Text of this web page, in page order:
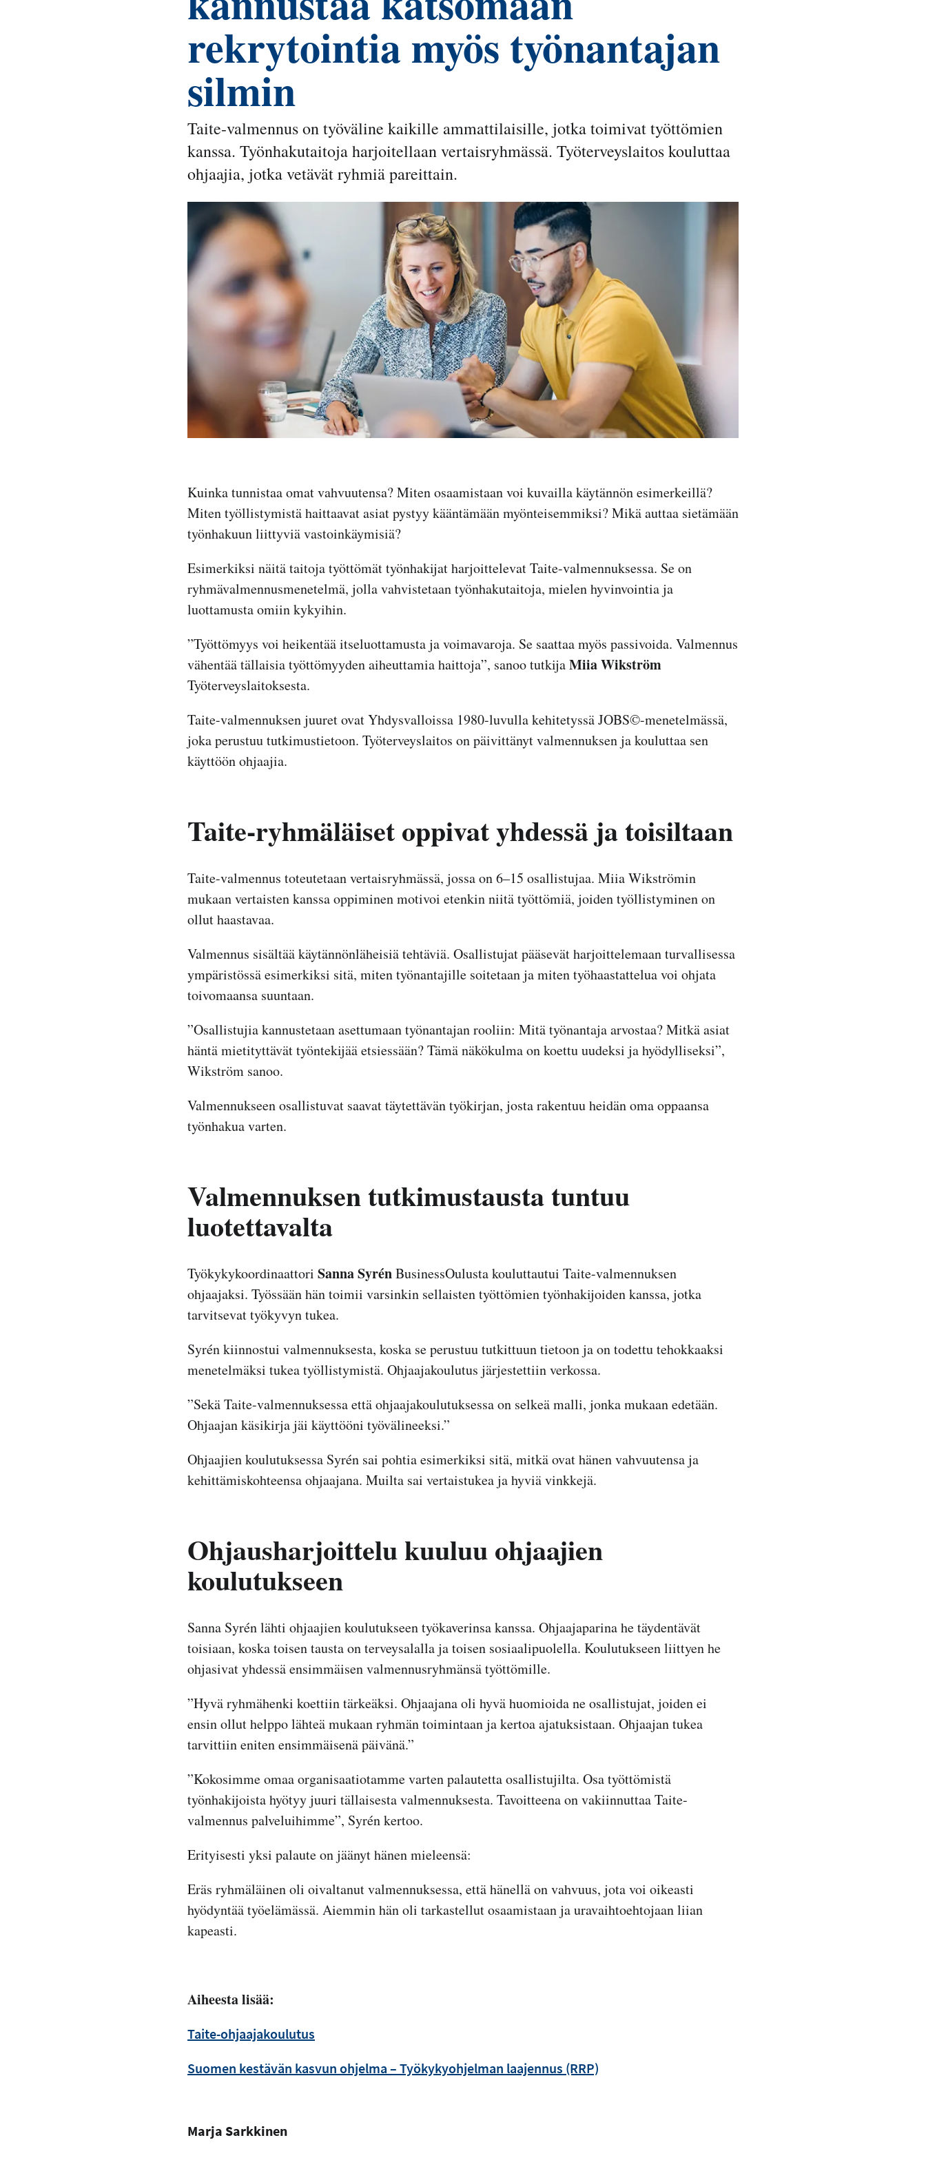
rekrytointia myös työnantajan
silmin
Taite-valmennus on työväline kaikille ammattilaisille, jotka toimivat työttömien
kanssa. Työnhakutaitoja harjoitellaan vertaisryhmässä. Työterveyslaitos kouluttaa
ohjaajia, jotka vetävät ryhmiä pareittain.
Kuinka tunnistaa omat vahvuutensa? Miten osaamistaan voi kuvailla käytännön esimerkeillä?
Miten työllistymistä haittaavat asiat pystyy kääntämään myönteisemmiksi? Mikä auttaa sietämään
työnhakuun liittyviä vastoinkäymisiä?
Esimerkiksi näitä taitoja työttömät työnhakijat harjoittelevat Taite-valmennuksessa. Se on
ryhmävalmennusmenetelmä, jolla vahvistetaan työnhakutaitoja, mielen hyvinvointia ja
luottamusta omiin kykyihin.
”Työttömyys voi heikentää itseluottamusta ja voimavaroja. Se saattaa myös passivoida. Valmennus
vähentää tällaisia työttömyyden aiheuttamia haittoja”, sanoo tutkijaMiia Wikström
Työterveyslaitoksesta.
Taite-valmennuksen juuret ovat Yhdysvalloissa 1980-luvulla kehitetyssä JOBS©-menetelmässä,
joka perustuu tutkimustietoon. Työterveyslaitos on päivittänyt valmennuksen ja kouluttaa sen
käyttöön ohjaajia.
Taite-ryhmäläiset oppivat yhdessä ja toisiltaan
Taite-valmennus toteutetaan vertaisryhmässä, jossa on 6–15 osallistujaa. Miia Wikströmin
mukaan vertaisten kanssa oppiminen motivoi etenkin niitä työttömiä, joiden työllistyminen on
ollut haastavaa.
Valmennus sisältää käytännönläheisiä tehtäviä. Osallistujat pääsevät harjoittelemaan turvallisessa
ympäristössä esimerkiksi sitä, miten työnantajille soitetaan ja miten työhaastattelua voi ohjata
toivomaansa suuntaan.
”Osallistujia kannustetaan asettumaan työnantajan rooliin: Mitä työnantaja arvostaa? Mitkä asiat
häntä mietityttävät työntekijää etsiessään? Tämä näkökulma on koettu uudeksi ja hyödylliseksi”,
Wikström sanoo.
Valmennukseen osallistuvat saavat täytettävän työkirjan, josta rakentuu heidän oma oppaansa
työnhakua varten.
Valmennuksen tutkimustausta tuntuu
luotettavalta
Työkykykoordinaattori Sanna SyrénBusinessOulusta kouluttautui Taite-valmennuksen
ohjaajaksi. Työssään hän toimii varsinkin sellaisten työttömien työnhakijoiden kanssa, jotka
tarvitsevat työkyvyn tukea.
Syrén kiinnostui valmennuksesta, koska se perustuu tutkittuun tietoon ja on todettu tehokkaaksi
menetelmäksi tukea työllistymistä. Ohjaajakoulutus järjestettiin verkossa.
”Sekä Taite-valmennuksessa että ohjaajakoulutuksessa on selkeä malli, jonka mukaan edetään.
Ohjaajan käsikirja jäi käyttööni työvälineeksi.”
Ohjaajien koulutuksessa Syrén sai pohtia esimerkiksi sitä, mitkä ovat hänen vahvuutensa ja
kehittämiskohteensa ohjaajana. Muilta sai vertaistukea ja hyviä vinkkejä.
Ohjausharjoittelu kuuluu ohjaajien
koulutukseen
Sanna Syrén lähti ohjaajien koulutukseen työkaverinsa kanssa. Ohjaajaparina he täydentävät
toisiaan, koska toisen tausta on terveysalalla ja toisen sosiaalipuolella. Koulutukseen liittyen he
ohjasivat yhdessä ensimmäisen valmennusryhmänsä työttömille.
”Hyvä ryhmähenki koettiin tärkeäksi. Ohjaajana oli hyvä huomioida ne osallistujat, joiden ei
ensin ollut helppo lähteä mukaan ryhmän toimintaan ja kertoa ajatuksistaan. Ohjaajan tukea
tarvittiin eniten ensimmäisenä päivänä.”
”Kokosimme omaa organisaatiotamme varten palautetta osallistujilta. Osa työttömistä
työnhakijoista hyötyy juuri tällaisesta valmennuksesta. Tavoitteena on vakiinnuttaa Taite-
valmennus palveluihimme”, Syrén kertoo.
Erityisesti yksi palaute on jäänyt hänen mieleensä:
Eräs ryhmäläinen oli oivaltanut valmennuksessa, että hänellä on vahvuus, jota voi oikeasti
hyödyntää työelämässä. Aiemmin hän oli tarkastellut osaamistaan ja uravaihtoehtojaan liian
kapeasti.
Aiheesta lisää:
Taite-ohjaajakoulutus
Suomen kestävän kasvun ohjelma – Työkykyohjelman laajennus (RRP)
Marja Sarkkinen